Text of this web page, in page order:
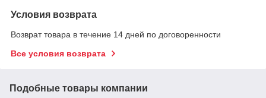
Условия возврата
Возврат товара в течение 14 дней по договоренности
Все условия возврата
Подобные товары компании